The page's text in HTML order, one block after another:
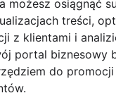
możesz osiągnąć
treści,
z klientami i
portal biznesowy
do